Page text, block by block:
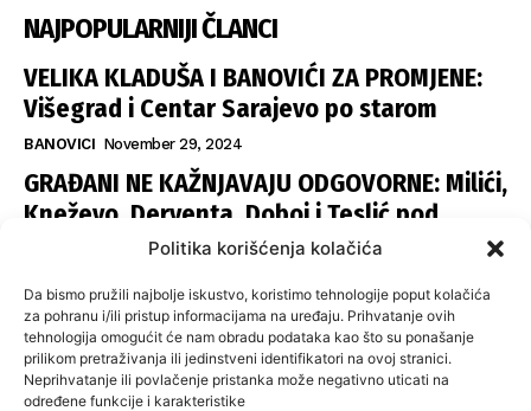
Politika korišćenja kolačića
Da bismo pružili najbolje iskustvo, koristimo tehnologije poput kolačića
za pohranu i/ili pristup informacijama na uređaju. Prihvatanje ovih
tehnologija omogućit će nam obradu podataka kao što su ponašanje
prilikom pretraživanja ili jedinstveni identifikatori na ovoj stranici.
Neprihvatanje ili povlačenje pristanka može negativno uticati na
određene funkcije i karakteristike
NAJPOPULARNIJI ČLANCI
VELIKA KLADUŠA I BANOVIĆI ZA PROMJENE:
Višegrad i Centar Sarajevo po starom
BANOVICI November 29, 2024
GRAĐANI NE KAŽNJAVAJU ODGOVORNE: Milići,
Kneževo, Derventa, Doboj i Teslić pod
šapom istih stranaka
SNSD UČVRSTIO VLAST U ISTOČNOM
SARAJEVU: Opoziciji dvije opštine, slijedi
raspodjela funkcija